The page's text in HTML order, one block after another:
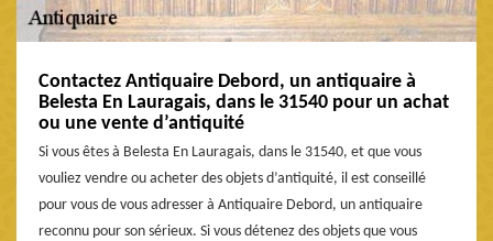
Contactez Antiquaire Debord, un antiquaire à
Belesta En Lauragais, dans le 31540 pour un achat
ou une vente d’antiquité
Si vous êtes à Belesta En Lauragais, dans le 31540, et que vous
vouliez vendre ou acheter des objets d’antiquité, il est conseillé
pour vous de vous adresser à Antiquaire Debord, un antiquaire
reconnu pour son sérieux. Si vous détenez des objets que vous